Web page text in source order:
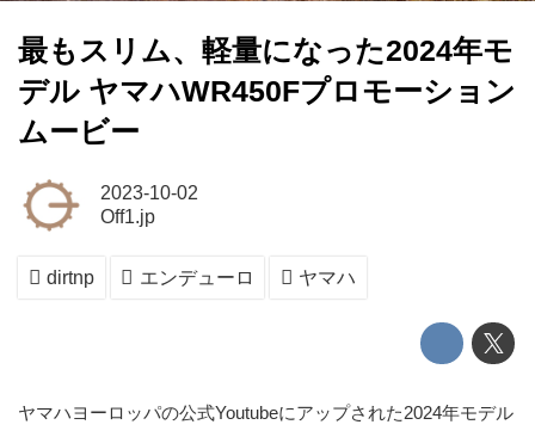
最もスリム、軽量になった2024年モ
デル ヤマハWR450Fプロモーション
ムービー
2023-10-02
Off1.jp
dirtnp エンデューロ ヤマハ
ヤマハヨーロッパの公式Youtubeにアップされた2024年モデル